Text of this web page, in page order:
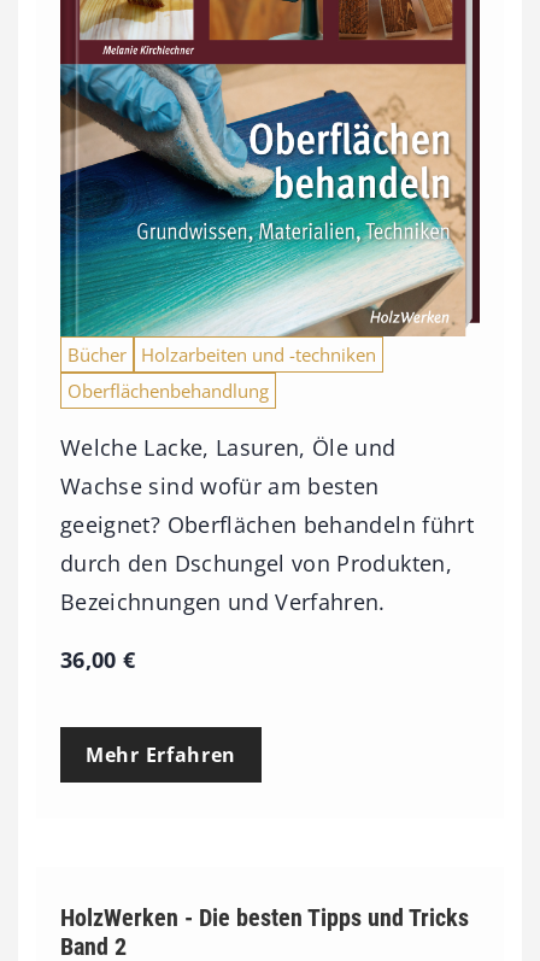
Bücher
Holzarbeiten und -techniken
Oberflächenbehandlung
Welche Lacke, Lasuren, Öle und
Wachse sind wofür am besten
geeignet? Oberflächen behandeln führt
durch den Dschungel von Produkten,
Bezeichnungen und Verfahren.
36,00€
Mehr Erfahren
HolzWerken - Die besten Tipps und Tricks
Band 2